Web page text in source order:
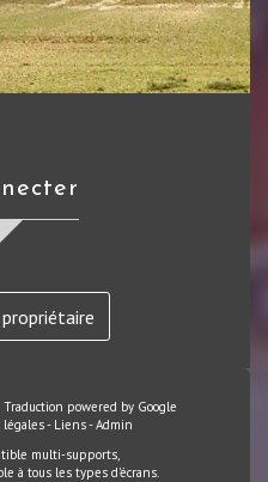
propriétaire
powered by Google
- Liens-Admin
multi-supports,
à tous les types d'écrans.